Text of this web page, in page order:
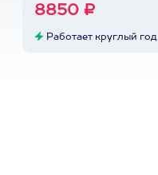
8850 ₽
Работает круглый год